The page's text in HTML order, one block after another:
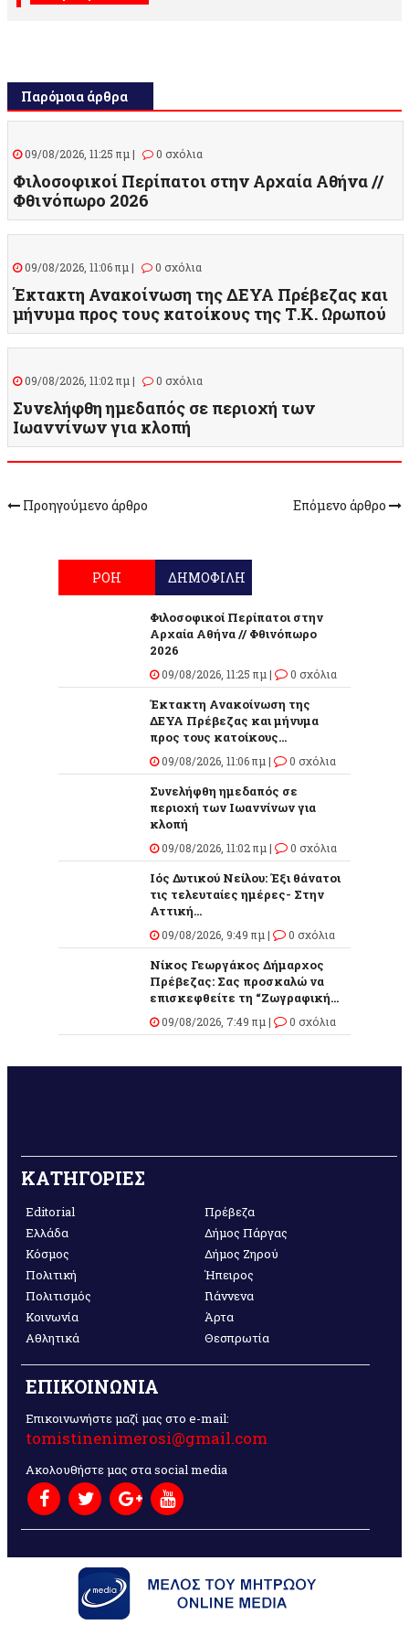
Παρόμοια άρθρα
09/08/2026, 11:25 πμ | 0 σχόλια
Φιλοσοφικοί Περίπατοι στην Αρχαία Αθήνα //
Φθινόπωρο 2026
09/08/2026, 11:06 πμ | 0 σχόλια
Έκτακτη Ανακοίνωση της ΔΕΥΑ Πρέβεζας και
μήνυμα προς τους κατοίκους της Τ.Κ. Ωρωπού
09/08/2026, 11:02 πμ | 0 σχόλια
Συνελήφθη ημεδαπός σε περιοχή των
Ιωαννίνων για κλοπή
Προηγούμενο άρθρο Επόμενο άρθρο
ΡΟΗ ΔΗΜΟΦΙΛΗ
Φιλοσοφικοί Περίπατοι στην
Αρχαία Αθήνα // Φθινόπωρο
2026
09/08/2026, 11:25 πμ | 0 σχόλια
Έκτακτη Ανακοίνωση της
ΔΕΥΑ Πρέβεζας και μήνυμα
προς τους κατοίκους...
09/08/2026, 11:06 πμ | 0 σχόλια
Συνελήφθη ημεδαπός σε
περιοχή των Ιωαννίνων για
κλοπή
09/08/2026, 11:02 πμ | 0 σχόλια
Ιός Δυτικού Νείλου: Έξι θάνατοι
τις τελευταίες ημέρες- Στην
Αττική...
09/08/2026, 9:49 πμ | 0 σχόλια
Νίκος Γεωργάκος Δήμαρχος
Πρέβεζας: Σας προσκαλώ να
επισκεφθείτε τη “Ζωγραφική...
09/08/2026, 7:49 πμ | 0 σχόλια
ΚΑΤΗΓΟΡΙΕΣ
Editorial
Ελλάδα
Κόσμος
Πολιτική
Πολιτισμός
Κοινωνία
Αθλητικά
Πρέβεζα
Δήμος Πάργας
Δήμος Ζηρού
Ήπειρος
Γιάννενα
Άρτα
Θεσπρωτία
ΕΠΙΚΟΙΝΩΝΙΑ
Επικοινωνήστε μαζί μας στο e-mail:
tomistinenimerosi@gmail.com
Ακολουθήστε μας στα social media